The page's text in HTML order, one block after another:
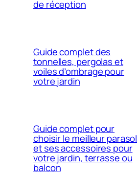
de réception
Guide complet des
tonnelles, pergolas et
voiles d’ombrage pour
votre jardin
Guide complet pour
choisir le meilleur parasol
et ses accessoires pour
votre jardin, terrasse ou
balcon